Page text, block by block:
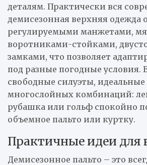
деталям. Практически вся
демисезонная верхняя одежда
регулируемыми манжетами,
воротниками-стойками,
замками, что позволяет
под разные погодные условия.
свободные силуэты, идеальные
многослойных комбинаций:
рубашка или гольф спокойно
объемное пальто или куртку.
Практичные идеи для
Демисезонное пальто – это